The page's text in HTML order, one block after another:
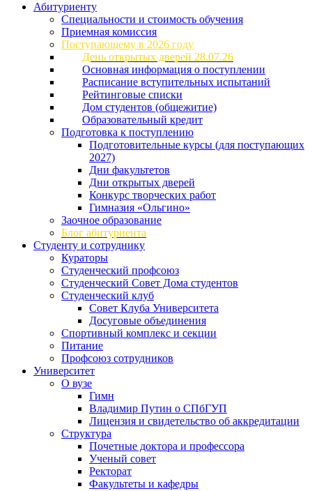
Абитуриенту
Специальности и стоимость обучения
Приемная комиссия
Поступающему в 2026 году
День открытых дверей 28.07.26
Основная информация о поступлении
Расписание вступительных испытаний
Рейтинговые списки
Дом студентов (общежитие)
Образовательный кредит
Подготовка к поступлению
Подготовительные курсы (для поступающих
2027)
Дни факультетов
Дни открытых дверей
Конкурс творческих работ
Гимназия «Ольгино»
Заочное образование
Блог абитуриента
Студенту и сотруднику
Кураторы
Студенческий профсоюз
Студенческий Совет Дома студентов
Студенческий клуб
Совет Клуба Университета
Досуговые объединения
Спортивный комплекс и секции
Питание
Профсоюз сотрудников
Университет
О вузе
Гимн
Владимир Путин о СПбГУП
Лицензия и свидетельство об аккредитации
Структура
Почетные доктора и профессора
Ученый совет
Ректорат
Факультеты и кафедры